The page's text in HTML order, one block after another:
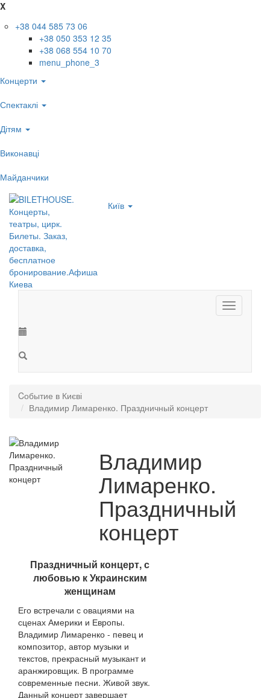
X
+38 044 585 73 06
+38 050 353 12 35
+38 068 554 10 70
menu_phone_3
Концерти
Спектаклі
Дітям
Виконавці
Майданчики
Київ
Toggle
navigation
Cобытие в Києві
Владимир Лимаренко. Праздничный концерт
Владимир
Лимаренко.
Праздничный
концерт
Праздничный концерт, с
любовью к Украинским
женщинам
Его встречали с овациями на
сценах Америки и Европы.
Владимир Лимаренко - певец и
композитор, автор музыки и
текстов, прекрасный музыкант и
аранжировщик. В программе
современные песни. Живой звук.
Данный концерт завершает